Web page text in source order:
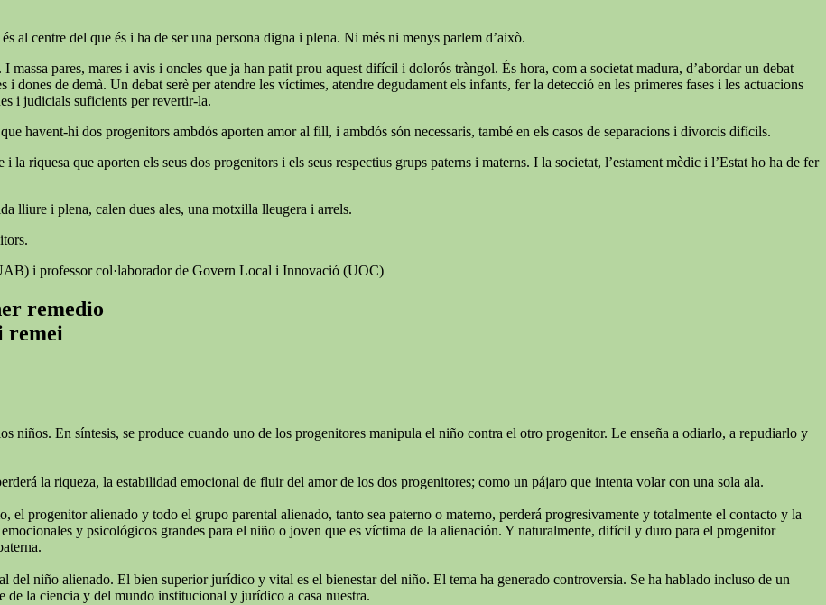
al centre del que és i ha de ser una persona digna i plena. Ni més ni menys parlem d’això.
massa pares, mares i avis i oncles que ja han patit prou aquest difícil i dolorós tràngol. És hora, com a societat madura, d’abordar un debat
de demà. Un debat serè per atendre les víctimes, atendre degudament els infants, fer la detecció en les primeres fases i les actuacions
i judicials suficients per revertir-la.
havent-hi dos progenitors ambdós aporten amor al fill, i ambdós són necessaris, també en els casos de separacions i divorcis difícils.
la riquesa que aporten els seus dos progenitors i els seus respectius grups paterns i materns. I la societat, l’estament mèdic i l’Estat ho ha de fer
lliure i plena, calen dues ales, una motxilla lleugera i arrels.
i professor col·laborador de Govern Local i Innovació (UOC)
remedio
remei
niños. En síntesis, se produce cuando uno de los progenitores manipula el niño contra el otro progenitor. Le enseña a odiarlo, a repudiarlo y
la riqueza, la estabilidad emocional de fluir del amor de los dos progenitores; como un pájaro que intenta volar con una sola ala.
el progenitor alienado y todo el grupo parental alienado, tanto sea paterno o materno, perderá progresivamente y totalmente el contacto y la
y psicológicos grandes para el niño o joven que es víctima de la alienación. Y naturalmente, difícil y duro para el progenitor
del niño alienado. El bien superior jurídico y vital es el bienestar del niño. El tema ha generado controversia. Se ha hablado incluso de un
la ciencia y del mundo institucional y jurídico a casa nuestra.